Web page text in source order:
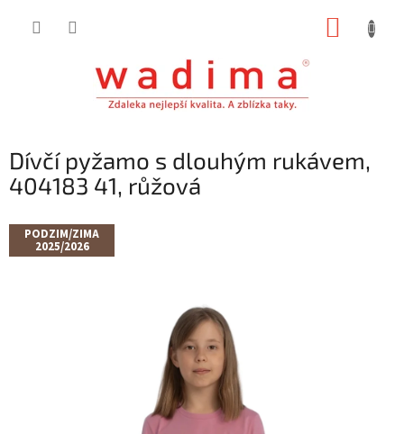
Dívčí pyžamo s dlouhým rukávem,
404183 41, růžová
PODZIM/ZIMA
2025/2026